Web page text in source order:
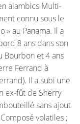
alambics Multi-
connu sous le
» au Panama. Il a
8 ans dans son
Bourbon et 4 ans
Ferrand à
Il a subi une
ex-fût de Sherry
sans ajout
volatiles ;